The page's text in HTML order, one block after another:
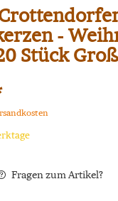
-
Stück
Fragen zum Artikel?